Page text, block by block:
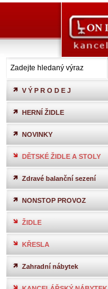
V Ý P R O D E J
HERNÍ ŽIDLE
NOVINKY
DĚTSKÉ ŽIDLE A STOLY
Zdravé balanční sezení
NONSTOP PROVOZ
ŽIDLE
KŘESLA
Zahradní nábytek